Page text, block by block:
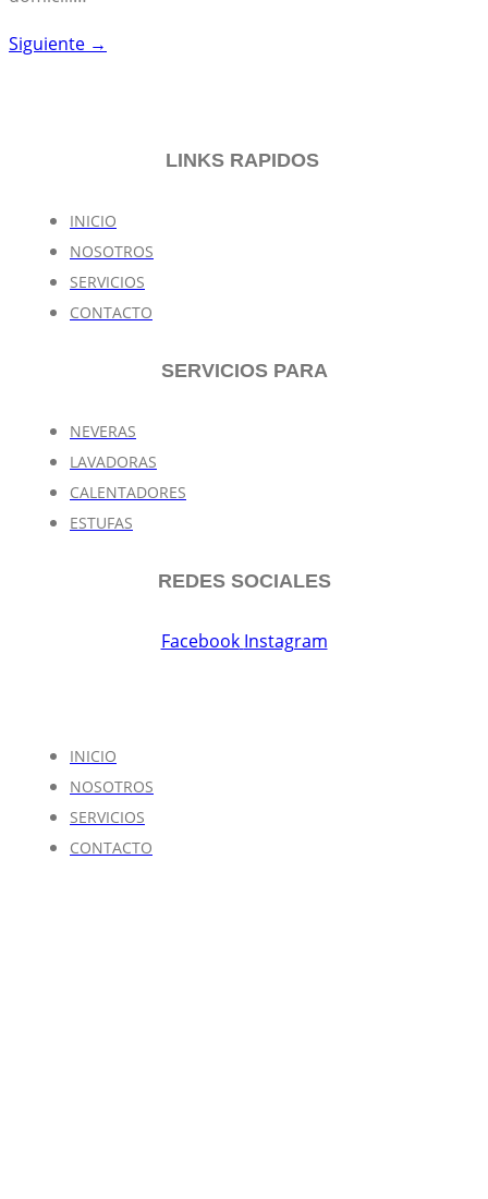
Siguiente →
LINKS RAPIDOS
INICIO
NOSOTROS
SERVICIOS
CONTACTO
SERVICIOS PARA
NEVERAS
LAVADORAS
CALENTADORES
ESTUFAS
REDES SOCIALES
Facebook Instagram
INICIO
NOSOTROS
SERVICIOS
CONTACTO